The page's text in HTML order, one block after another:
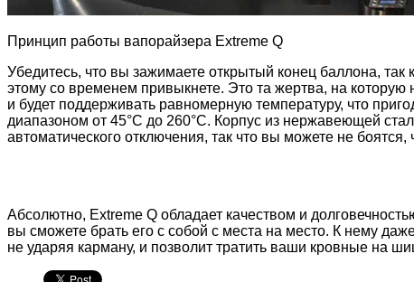
Принцип работы вапорайзера Extreme Q
Убедитесь, что вы зажимаете открытый конец баллона,
этому со временем привыкнете. Это та жертва, на
и будет поддерживать равномерную температуру, что
диапазоном от 45°C до 260°C. Корпус из нержавеющей
автоматического отключения, так что вы можете не
Абсолютно, Extreme Q обладает качеством и
вы сможете брать его с собой с места на место. К нему
не ударяя карману, и позволит тратить ваши кровные на